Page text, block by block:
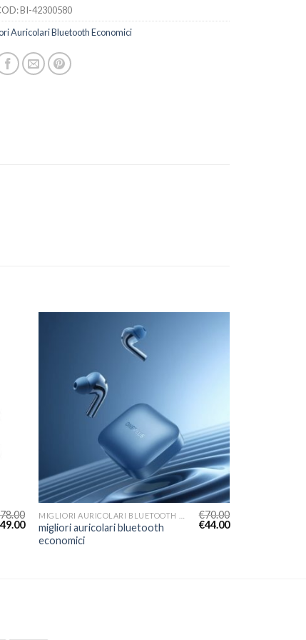
BI-42300580
Auricolari Bluetooth Economici
78.00
49.00
migliori auricolari bluetooth
economici
€70.00
€44.00